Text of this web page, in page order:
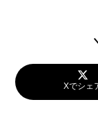
Xでシェ